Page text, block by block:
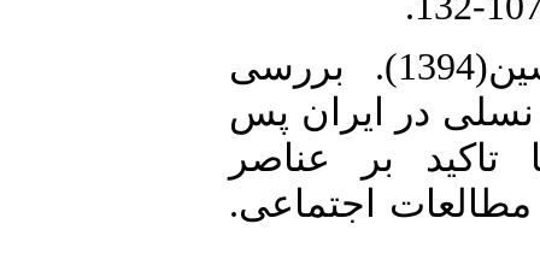
30. عیوضی، غلامحسین(1394). بررسی
در ایران پس
تاکید بر عناصر
اجتماعی.